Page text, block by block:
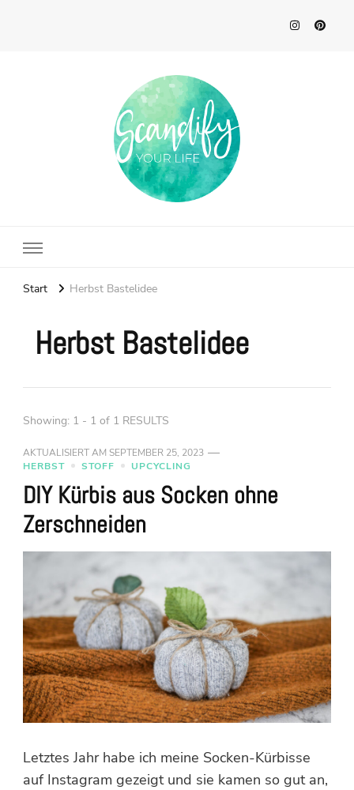
Start Herbst Bastelidee
Herbst Bastelidee
Showing: 1 - 1 of 1 RESULTS
AKTUALISIERT AM SEPTEMBER 25, 2023
HERBST
STOFF UPCYCLING
DIY Kürbis aus Socken ohne
Zerschneiden
Letztes Jahr habe ich meine Socken-Kürbisse
auf Instagram gezeigt und sie kamen so gut an,